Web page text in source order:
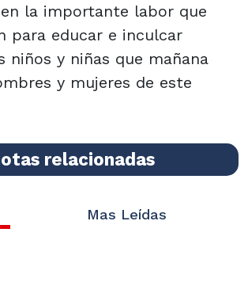
la importante labor que
para educar e inculcar
niños y niñas que mañana
y mujeres de este
relacionadas
Mas Leídas